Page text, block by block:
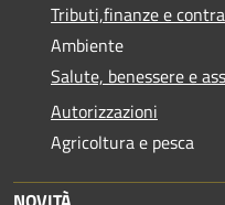
Tributi,finanze e
Ambiente
Salute, benessere e
Autorizzazioni
Agricoltura e pesca